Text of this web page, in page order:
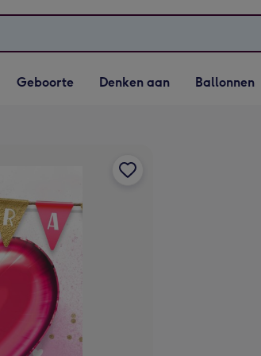
Vervolgkeuzelijst
Geboorte openen
Geboorte
Vervolgkeuzelijst
Denken aan openen
Denken aan
Vervolgkeuzelijst
Ballonnen openen
Ballonnen